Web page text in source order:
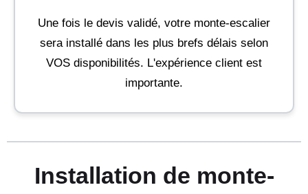
Une fois le devis validé, votre monte-escalier
sera installé dans les plus brefs délais selon
VOS disponibilités. L'expérience client est
importante.
Installation de monte-